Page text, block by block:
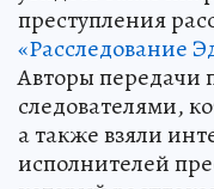
преступления
«Расследование
Авторы передачи
следователями,
а также взяли
исполнителей